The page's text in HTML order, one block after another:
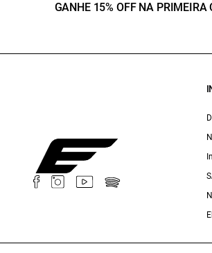
GANHE 15% OFF NA PRIMEIRA